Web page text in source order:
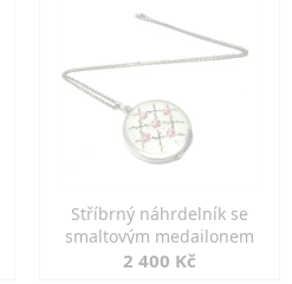
Stříbrný náhrdelník se
smaltovým medailonem
2 400 Kč